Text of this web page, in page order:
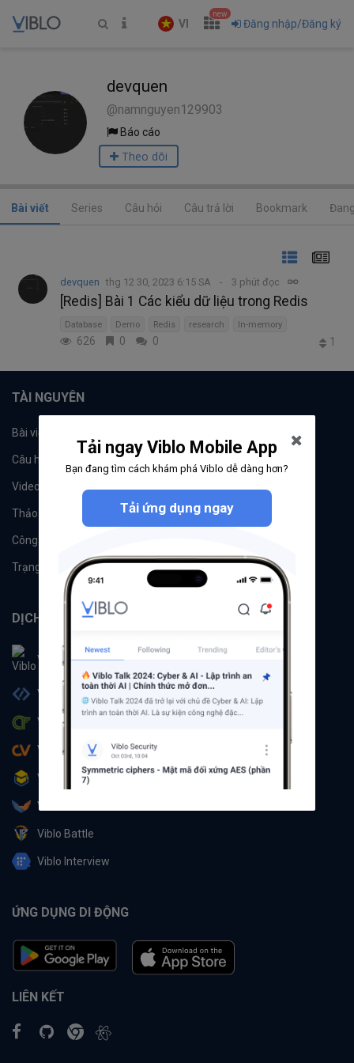
VI
new
Đăng nhập/Đăng ký
devquen
@namnguyen129903
Báo cáo
Theo dõi
Bài viết Series Câu hỏi Câu trả lời Bookmark
devquen thg 12 30, 2023 6:15 SA 3 phút đọc
[Redis] Bài 1 Các kiểu dữ liệu trong Redis
Database Demo Redis research In-memory
626 0 0 1
TÀI NGUYÊN
Bài viết
Câu hỏi
Videos
Thảo luận Đề xuất hệ thống
Công cụ
Trạng thái hệ thống
DỊCH VỤ
Viblo
Viblo Code
Viblo CTF
Viblo CV
Viblo Learning
Viblo Partner
Viblo Battle
Viblo Interview
ỨNG DỤNG DI ĐỘNG
LIÊN KẾT
Tải ngay Viblo Mobile App
Bạn đang tìm cách khám phá Viblo dễ dàng hơn?
Tải ứng dụng ngay